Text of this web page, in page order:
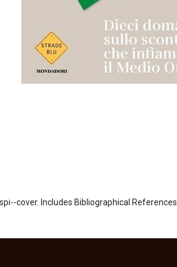
cover. Includes Bibliographical References.